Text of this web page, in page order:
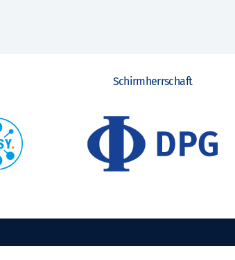
Schirmherrschaft